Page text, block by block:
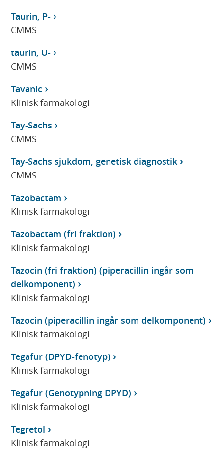
Taurin, P-
CMMS
taurin, U-
CMMS
Tavanic
Klinisk farmakologi
Tay-Sachs
CMMS
Tay-Sachs sjukdom, genetisk diagnostik
CMMS
Tazobactam
Klinisk farmakologi
Tazobactam (fri fraktion)
Klinisk farmakologi
Tazocin (fri fraktion) (piperacillin ingår som
delkomponent)
Klinisk farmakologi
Tazocin (piperacillin ingår som delkomponent)
Klinisk farmakologi
Tegafur (DPYD-fenotyp)
Klinisk farmakologi
Tegafur (Genotypning DPYD)
Klinisk farmakologi
Tegretol
Klinisk farmakologi